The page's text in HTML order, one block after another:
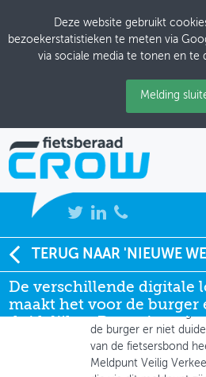
Deze website gebruikt
bezoekerstatistieken te meten via
via sociale media te tonen en te
Melding
NIEUWS
BIJEENKOMSTEN
KENNISBANK
ADRESSENBOEK
TERUG NAAR 'NIEUWE WEBTOOL VEILIG
De verschillende digitale
maakt het voor de burger
duidelijker. De registratie
Robert Habing,
01-10-2013 om 11:14
De verschillende
de burger er niet
van de fietsersbond
Meldpunt Veilig